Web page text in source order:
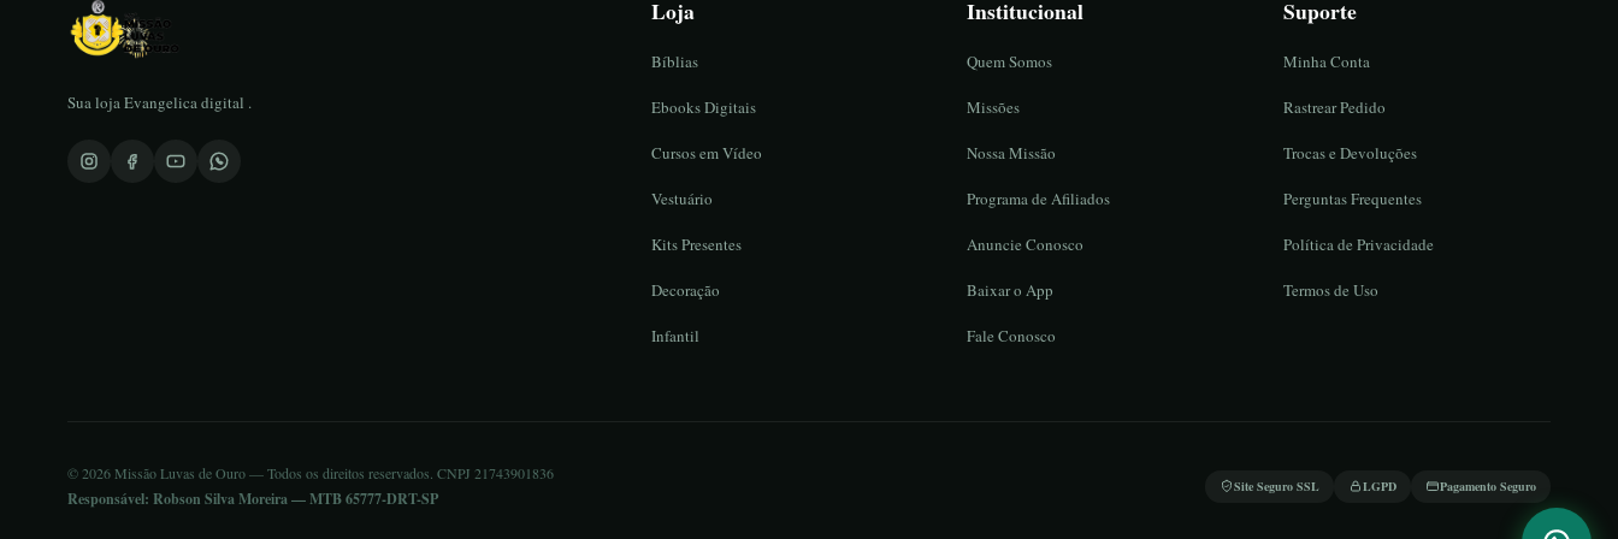
Sua loja Evangelica digital .
Loja
Bíblias
Ebooks Digitais
Cursos em Vídeo
Vestuário
Kits Presentes
Decoração
Infantil
Institucional
Quem Somos
Missões
Nossa Missão
Programa de Afiliados
Anuncie Conosco
Baixar o App
Fale Conosco
Suporte
Minha Conta
Rastrear Pedido
Trocas e Devoluções
Perguntas Frequentes
Política de Privacidade
Termos de Uso
© 2026 Missão Luvas de Ouro — Todos os direitos reservados. CNPJ 21743901836
Responsável: Robson Silva Moreira — MTB 65777-DRT-SP
Site Seguro SSL LGPD Pagamento Seguro